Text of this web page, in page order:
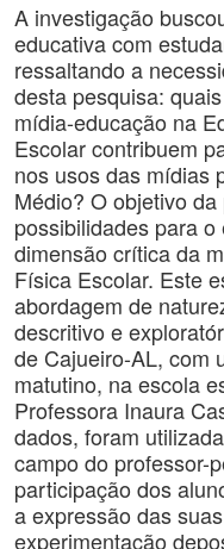
A investigação
educativa com
ressaltando a
desta pesquisa:
mídia-educação na
Escolar contribuem
nos usos das mídias
Médio? O objetivo
possibilidades para
dimensão crítica da
Física Escolar. Este
abordagem de
descritivo e
de Cajueiro-AL, com
matutino, na escola
Professora Inaura
dados, foram
campo do professor-
participação dos
a expressão das
experimentação